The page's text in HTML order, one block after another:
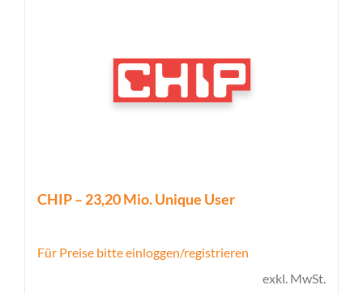
CHIP – 23,20 Mio. Unique User
Für Preise bitte einloggen/registrieren
exkl. MwSt.